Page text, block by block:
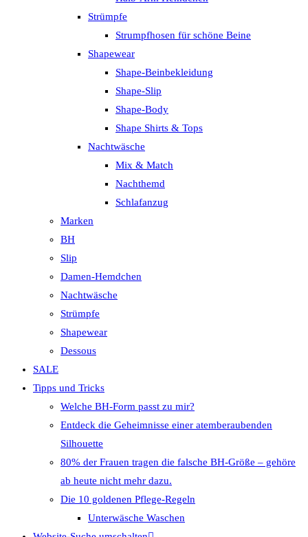
Strümpfe
Strumpfhosen für schöne Beine
Shapewear
Shape-Beinbekleidung
Shape-Slip
Shape-Body
Shape Shirts & Tops
Nachtwäsche
Mix & Match
Nachthemd
Schlafanzug
Marken
BH
Slip
Damen-Hemdchen
Nachtwäsche
Strümpfe
Shapewear
Dessous
SALE
Tipps und Tricks
Welche BH-Form passt zu mir?
Entdeck die Geheimnisse einer atemberaubenden
Silhouette
80% der Frauen tragen die falsche BH-Größe – gehöre
ab heute nicht mehr dazu.
Die 10 goldenen Pflege-Regeln
Unterwäsche Waschen